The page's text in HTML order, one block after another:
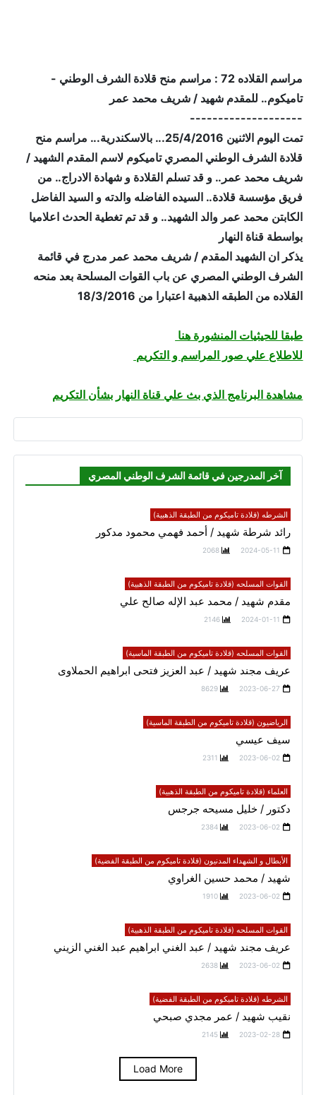
مراسم القلاده 72 : مراسم منح قلادة الشرف الوطني -
تاميكوم.. للمقدم شهيد / شريف محمد عمر
--------------------
تمت اليوم الاثنين 25/4/2016... بالاسكندرية... مراسم منح
قلادة الشرف الوطني المصري تاميكوم لاسم المقدم الشهيد /
شريف محمد عمر.. و قد تسلم القلادة و شهادة الادراج.. من
فريق مؤسسة قلادة.. السيده الفاضله والدته و السيد الفاضل
الكابتن محمد عمر والد الشهيد.. و قد تم تغطية الحدث اعلاميا
بواسطة قناة النهار
يذكر ان الشهيد المقدم / شريف محمد عمر مدرج في قائمة
الشرف الوطني المصري عن باب القوات المسلحة بعد منحه
القلاده من الطبقه الذهبية اعتبارا من 18/3/2016
طبقا للحيثيات المنشورة هنا
للاطلاع علي صور المراسم و التكريم
مشاهدة البرنامج الذي بث علي قناة النهار بشأن التكريم
آخر المدرجين في قائمة الشرف الوطني المصري
الشرطه (قلادة تاميكوم من الطبقة الذهبية)
رائد شرطة شهيد / أحمد فهمي محمود مدكور
2024-05-11
2068
القوات المسلحه (قلادة تاميكوم من الطبقة الذهبية)
مقدم شهيد / محمد عبد الإله صالح علي
2024-01-11
2146
القوات المسلحه (قلادة تاميكوم من الطبقة الماسية)
عريف مجند شهيد / عبد العزيز فتحى ابراهيم الحملاوى
2023-06-27
8629
الرياضيون (قلادة تاميكوم من الطبقة الماسية)
سيف عيسي
2023-06-02
2311
العلماء (قلادة تاميكوم من الطبقة الذهبية)
دكتور / خليل مسيحه جرجس
2023-06-02
2384
الأبطال و الشهداء المدنيون (قلادة تاميكوم من الطبقة الفضية)
شهيد / محمد حسين الغراوي
2023-06-02
1910
القوات المسلحه (قلادة تاميكوم من الطبقة الذهبية)
عريف مجند شهيد / عبد الغني ابراهيم عبد الغني الزيني
2023-06-02
2638
الشرطه (قلادة تاميكوم من الطبقة الفضية)
نقيب شهيد / عمر مجدي صبحي
2023-02-28
2145
Load More